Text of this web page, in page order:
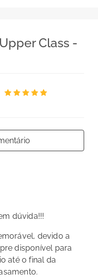
Class -
dúvida!!!
devido a
disponível para
até o final da